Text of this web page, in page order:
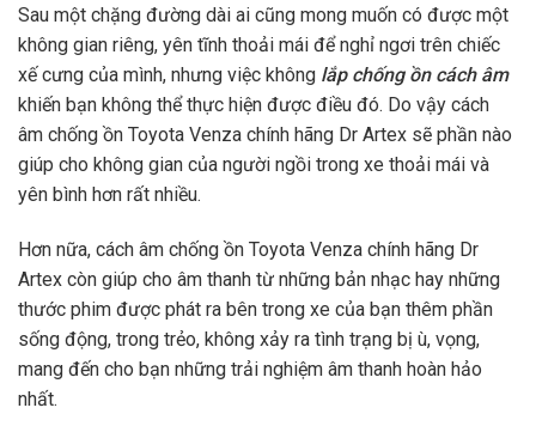
Sau một chặng đường dài ai cũng mong muốn có được một
không gian riêng, yên tĩnh thoải mái để nghỉ ngơi trên chiếc
xế cưng của mình, nhưng việc không lắp chống ồn cách âm
khiến bạn không thể thực hiện được điều đó. Do vậy cách
âm chống ồn Toyota Venza chính hãng Dr Artex sẽ phần nào
giúp cho không gian của người ngồi trong xe thoải mái và
yên bình hơn rất nhiều.
Hơn nữa, cách âm chống ồn Toyota Venza chính hãng Dr
Artex còn giúp cho âm thanh từ những bản nhạc hay những
thước phim được phát ra bên trong xe của bạn thêm phần
sống động, trong trẻo, không xảy ra tình trạng bị ù, vọng,
mang đến cho bạn những trải nghiệm âm thanh hoàn hảo
nhất.